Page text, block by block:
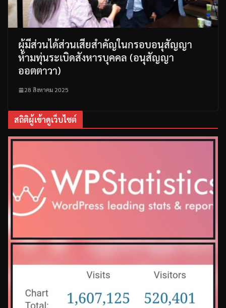
ผู้มีส่วนได้ส่วนเสียสำคัญในกรอบอนุสัญญา
ห้ามทุ่นระเบิดสังหารบุคคล (อนุสัญญา
ออตตาวา)
28 สิงหาคม 2025
สถิติผู้เข้าดูเว็บไซต์